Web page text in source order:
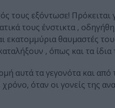
τους εξόντωσε!
τους ένστικτα ,
θαυμαστές
, όπως και τα ίδια
αυτά τα γεγονότα και
όταν οι γονείς της